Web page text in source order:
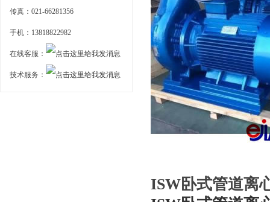
传真：021-66281356
手机：13818822982
在线客服：
技术服务：
ISW卧式管道离